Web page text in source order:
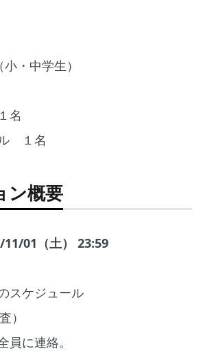
・中学生）
名
１名
ン概要
01（土） 23:59
スケジュール
）
員に連絡。